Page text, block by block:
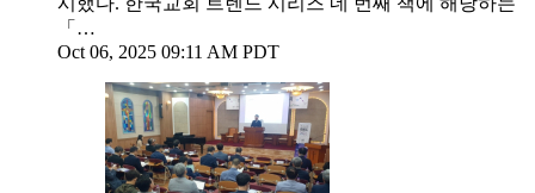
「…
Oct 06, 2025 09:11 AM PDT